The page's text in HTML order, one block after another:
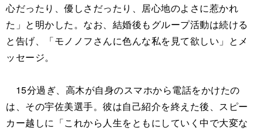
心だったり、優しさだったり、居心地のよさに惹かれ
た」と明かした。なお、結婚後もグループ活動は続ける
と告げ、「モノノフさんに色んな私を見て欲しい」とメ
ッセージ。
15分過ぎ、高木が自身のスマホから電話をかけたの
は、その宇佐美選手。彼は自己紹介を終えた後、スピー
カー越しに「これから人生をともにしていく中で大変な